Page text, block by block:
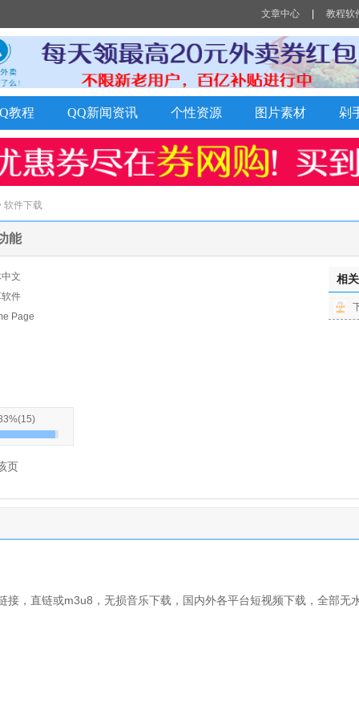
文章中心 教程软
教程 QQ新闻资讯 个性资源 图片素材 剁
软件下载
能
文
件
Page
(15)
页
相
接，直链或m3u8，无损音乐下载，国内外各平台短视频下载，全部无